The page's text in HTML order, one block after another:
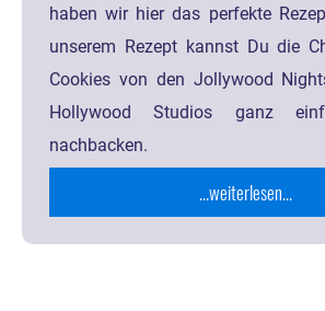
haben wir hier das perfekte
unserem Rezept kannst Du die
Cookies von den Jollywood
Hollywood Studios ganz
nachbacken.
...weiterlesen...